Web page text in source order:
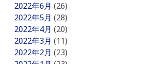
2022年6月 (26)
2022年5月 (28)
2022年4月 (20)
2022年3月 (11)
2022年2月 (23)